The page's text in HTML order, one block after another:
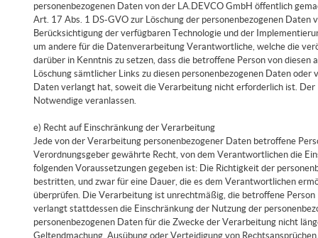
personenbezogenen Daten von der LA.DEVCO GmbH öffentlich
Art. 17 Abs. 1 DS-GVO zur Löschung der personenbezogenen
Berücksichtigung der verfügbaren Technologie und der
um andere für die Datenverarbeitung Verantwortliche, welche die
darüber in Kenntnis zu setzen, dass die betroffene Person von
Löschung sämtlicher Links zu diesen personenbezogenen Daten
Daten verlangt hat, soweit die Verarbeitung nicht erforderlich ist.
Notwendige veranlassen.
e) Recht auf Einschränkung der Verarbeitung
Jede von der Verarbeitung personenbezogener Daten betroffene
Verordnungsgeber gewährte Recht, von dem Verantwortlichen die
folgenden Voraussetzungen gegeben ist: Die Richtigkeit der
bestritten, und zwar für eine Dauer, die es dem Verantwortlichen
überprüfen. Die Verarbeitung ist unrechtmäßig, die betroffene
verlangt stattdessen die Einschränkung der Nutzung der
personenbezogenen Daten für die Zwecke der Verarbeitung nicht
Geltendmachung, Ausübung oder Verteidigung von